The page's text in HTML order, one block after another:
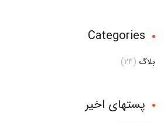
Categories
بلاگ (24)
پستهای اخیر